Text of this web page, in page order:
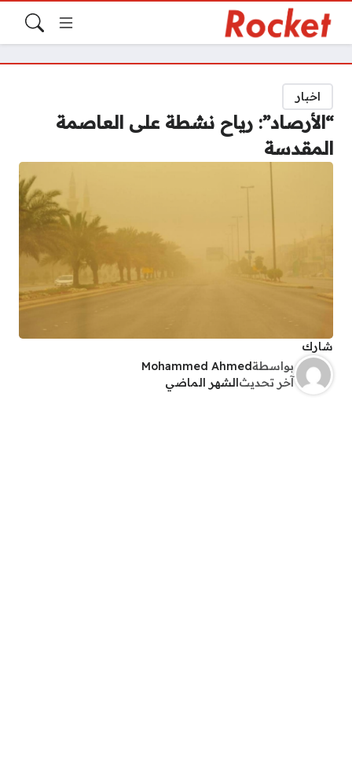
اخبار
“الأرصاد”: رياح نشطة على العاصمة
المقدسة
شارك
بواسطةMohammed Ahmed
آخر تحديث الشهر الماضي